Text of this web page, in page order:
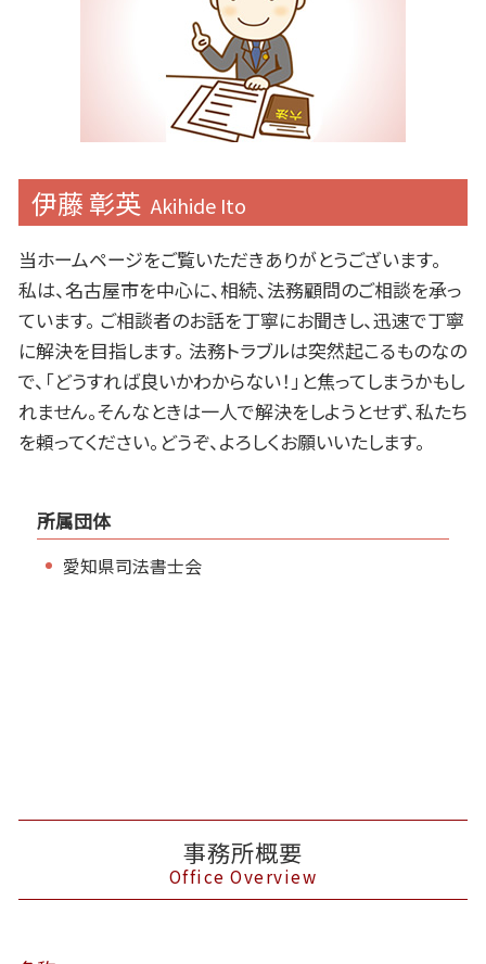
伊藤 彰英 Akihide Ito
当ホームページをご覧いただきありがとうございます。
私は、名古屋市を中心に、相続、法務顧問のご相談を承っ
ています。 ご相談者のお話を丁寧にお聞きし、迅速で丁寧
に解決を目指します。 法務トラブルは突然起こるものなの
で、「どうすれば良いかわからない！」と焦ってしまうかもし
れません。そんなときは一人で解決をしようとせず、私たち
を頼ってください。どうぞ、よろしくお願いいたします。
所属団体
愛知県司法書士会
事務所概要
Office Overview